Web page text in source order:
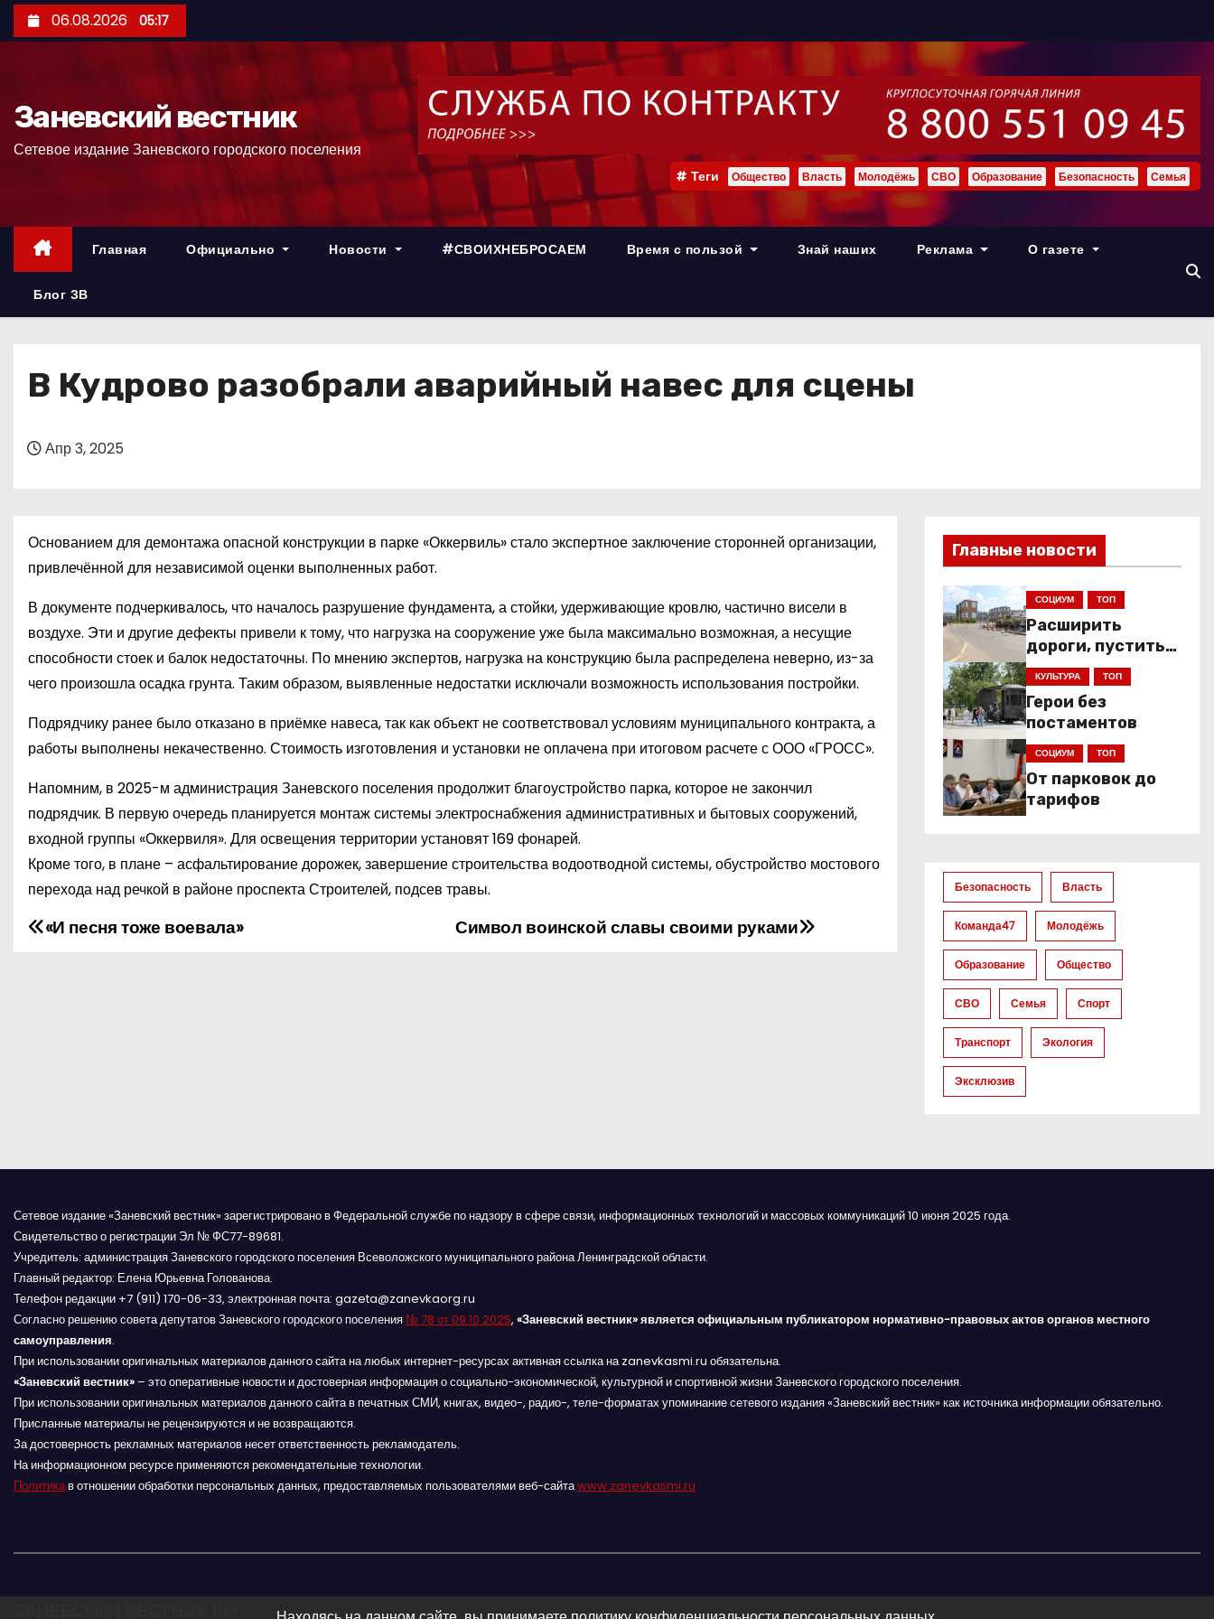
е
р
06.08.2026 05:17
Заневский вестник
Сетевое издание Заневского городского поселения
Теги Общество Власть Молодёжь СВО Образование Безопасность Семья
Главная Официально Новости #СВОИХНЕБРОСАЕМ Время с пользой Знай наших Реклама О газете
Блог ЗВ
В Кудрово разобрали аварийный навес для сцены
Апр 3, 2025
Основанием для демонтажа опасной конструкции в парке «Оккервиль» стало экспертное заключение сторонней организации,
привлечённой для независимой оценки выполненных работ.
В документе подчеркивалось, что началось разрушение фундамента, а стойки, удерживающие кровлю, частично висели в
воздухе. Эти и другие дефекты привели к тому, что нагрузка на сооружение уже была максимально возможная, а несущие
способности стоек и балок недостаточны. По мнению экспертов, нагрузка на конструкцию была распределена неверно, из-за
чего произошла осадка грунта. Таким образом, выявленные недостатки исключали возможность использования постройки.
Подрядчику ранее было отказано в приёмке навеса, так как объект не соответствовал условиям муниципального контракта, а
работы выполнены некачественно. Стоимость изготовления и установки не оплачена при итоговом расчете с ООО «ГРОСС».
Напомним, в 2025-м администрация Заневского поселения продолжит благоустройство парка, которое не закончил
подрядчик. В первую очередь планируется монтаж системы электроснабжения административных и бытовых сооружений,
входной группы «Оккервиля». Для освещения территории установят 169 фонарей.
Кроме того, в плане – асфальтирование дорожек, завершение строительства водоотводной системы, обустройство мостового
перехода над речкой в районе проспекта Строителей, подсев травы.
Н
ц
я
п
о
з
а
п
и
Символ воинской славы своими руками
«И песня тоже воевала»
Главные новости
СОЦИУМ ТОП
Расширить
дороги, пустить
низкопольники
КУЛЬТУРА ТОП
Герои без
постаментов
СОЦИУМ ТОП
От парковок до
тарифов
Безопасность Власть
Команда47 Молодёжь
Образование Общество
СВО Семья Спорт
Транспорт Экология
Эксклюзив
Сетевое издание «Заневский вестник» зарегистрировано в Федеральной службе по надзору в сфере связи, информационных технологий и массовых коммуникаций 10 июня 2025 года.
Свидетельство о регистрации Эл № ФС77-89681.
Учредитель: администрация Заневского городского поселения Всеволожского муниципального района Ленинградской области.
Главный редактор: Елена Юрьевна Голованова.
Телефон редакции +7 (911) 170-06-33, электронная почта: gazeta@zanevkaorg.ru
Согласно решению совета депутатов Заневского городского поселения № 78 от 09.10.2025, «Заневский вестник» является официальным публикатором нормативно-правовых актов органов местного
самоуправления.
При использовании оригинальных материалов данного сайта на любых интернет-ресурсах активная ссылка на zanevkasmi.ru обязательна.
«Заневский вестник» – это оперативные новости и достоверная информация о социально-экономической, культурной и спортивной жизни Заневского городского поселения.
При использовании оригинальных материалов данного сайта в печатных СМИ, книгах, видео-, радио-, теле-форматах упоминание сетевого издания «Заневский вестник» как источника информации обязательно.
Присланные материалы не рецензируются и не возвращаются.
За достоверность рекламных материалов несет ответственность рекламодатель.
На информационном ресурсе применяются рекомендательные технологии.
Политикав отношении обработки персональных данных, предоставляемых пользователями веб-сайтаwww.zanevkasmi.ru